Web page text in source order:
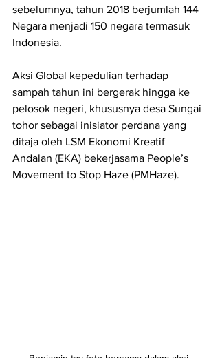
sebelumnya, tahun 2018 berjumlah 144
Negara menjadi 150 negara termasuk
Indonesia.
Aksi Global kepedulian terhadap
sampah tahun ini bergerak hingga ke
pelosok negeri, khususnya desa Sungai
tohor sebagai inisiator perdana yang
ditaja oleh LSM Ekonomi Kreatif
Andalan (EKA) bekerjasama People’s
Movement to Stop Haze (PMHaze).